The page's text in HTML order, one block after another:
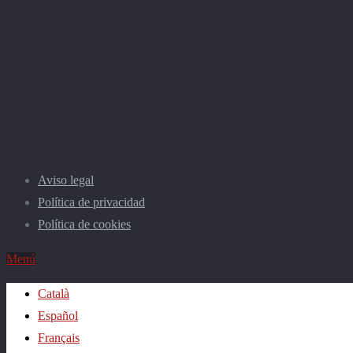
Aviso legal
Política de privacidad
Política de cookies
Menú
Català
Español
Français